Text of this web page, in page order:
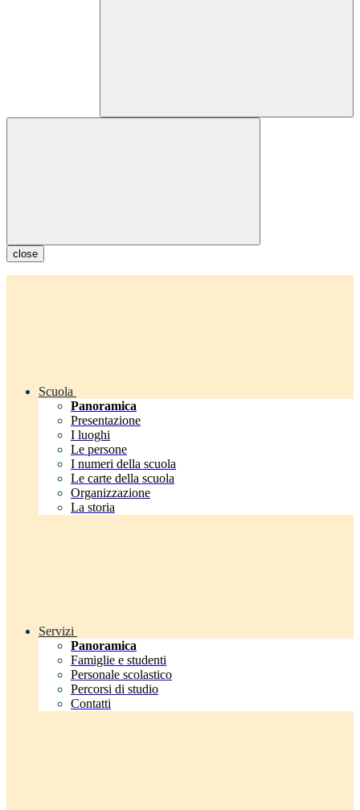
close
Scuola
Panoramica
Presentazione
I luoghi
Le persone
I numeri della scuola
Le carte della scuola
Organizzazione
La storia
Servizi
Panoramica
Famiglie e studenti
Personale scolastico
Percorsi di studio
Contatti